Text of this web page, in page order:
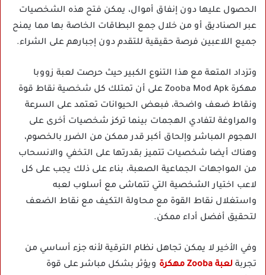
الحصول عليها دون إنفاق أموال، يمكن فتح هذه الشخصيات
عبر الصناديق أو من خلال جمع البطاقات الخاصة بها مما يمنح
جميع اللاعبين فرصة حقيقية للتقدم دون إجبارهم على الشراء.
وتزداد المتعة مع هذا التنوع الكبير حيث حرصت لعبة زووبا
مهكرة Zooba Mod Apk على أن تمتلك كل شخصية نقاط قوة
ونقاط ضعف واضحة، فبعض الحيوانات تعتمد على السرعة
والمراوغة لتفادي الهجمات بينما تركز شخصيات أخرى على
الهجوم المباشر وإلحاق أكبر قدر ممكن من الضرر بالخصوم،
وهناك أيضا شخصيات تتميز بقدرتها على التخفي والانسحاب
من المواجهات الجماعية الصعبة، بناء على ذلك يجب على كل
لاعب اختيار الشخصية التي تتماشى مع أسلوب لعبه
واستغلال نقاط القوة مع محاولة التكيف مع نقاط الضعف
لتحقيق أفضل أداء ممكن.
وفي الأخير لا يمكن تجاهل نظام الترقية لأنه جزء أساسي من
تجربة لعبة Zooba مهكرة
ويؤثر بشكل مباشر على قوة